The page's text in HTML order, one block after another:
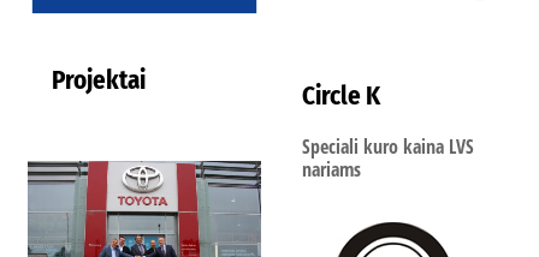
Projektai
Circle K
Speciali kuro kaina LVS
nariams